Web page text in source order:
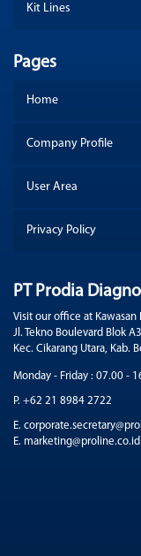
Kit Lines
Pages
Home
Company Profile
User Area
Privacy Policy
PT Prodia
Visit our office at Kawasan
Jl. Tekno Boulevard Blok
Kec. Cikarang Utara, Kab.
Monday - Friday : 07.00 -
P. +62 21 8984 2722
E.
E. marketing@proline.co.id